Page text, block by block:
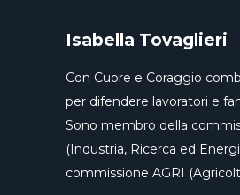
Isabella Tovaglieri
Con Cuore e Coraggio
per difendere lavoratori e
Sono membro della
(Industria, Ricerca ed
commissione AGRI